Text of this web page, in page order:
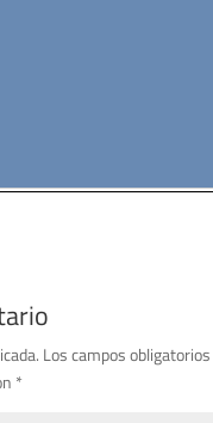
Los campos obligatorios
*